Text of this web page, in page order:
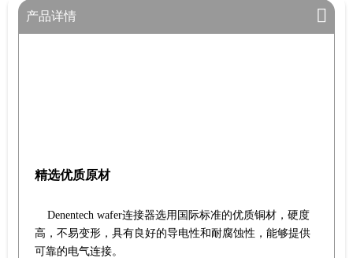
产品详情
精选优质原材
Denentech wafer连接器选用国际标准的优质铜材，硬度
高，不易变形，具有良好的导电性和耐腐蚀性，能够提供
可靠的电气连接。